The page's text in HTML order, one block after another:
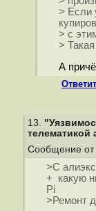
> Если
> с
>
А
13.
телематикой
Сообщение от
>С
+ какую
Pi
>Ремонт